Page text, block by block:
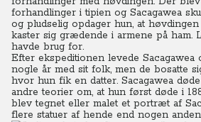
forhandlinger i tipien og Sacagawea
og pludselig opdager hun, at
kaster sig grædende i armene på ham.
havde brug for.
Efter ekspeditionen levede Sacagawea
nogle år med sit folk, men de bosatte
hvor hun fik en datter. Sacagawea
andre teorier om, at hun først døde i
blev tegnet eller malet et portræt af
flere statuer af hende end nogen